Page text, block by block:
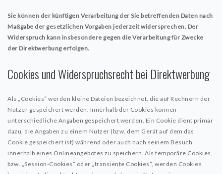
Sie können der künftigen Verarbeitung der Sie betreffenden Daten nach
Maßgabe der gesetzlichen Vorgaben jederzeit widersprechen. Der
Widerspruch kann insbesondere gegen die Verarbeitung für Zwecke
der Direktwerbung erfolgen.
Cookies und Widerspruchsrecht bei Direktwerbung
Als „Cookies“ werden kleine Dateien bezeichnet, die auf Rechnern der
Nutzer gespeichert werden. Innerhalb der Cookies können
unterschiedliche Angaben gespeichert werden. Ein Cookie dient primär
dazu, die Angaben zu einem Nutzer (bzw. dem Gerät auf dem das
Cookie gespeichert ist) während oder auch nach seinem Besuch
innerhalb eines Onlineangebotes zu speichern. Als temporäre Cookies,
bzw. „Session-Cookies“ oder „transiente Cookies“, werden Cookies